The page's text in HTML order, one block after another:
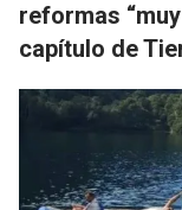
reformas
capítulo de